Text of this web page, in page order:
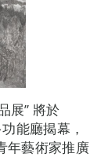
展” 將於
能廳揭幕，
年藝術家推廣